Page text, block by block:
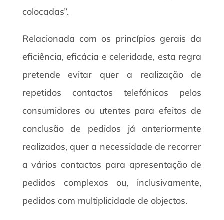
colocadas”.
Relacionada com os princípios gerais da
eficiência, eficácia e celeridade, esta regra
pretende evitar quer a realização de
repetidos contactos telefónicos pelos
consumidores ou utentes para efeitos de
conclusão de pedidos já anteriormente
realizados, quer a necessidade de recorrer
a vários contactos para apresentação de
pedidos complexos ou, inclusivamente,
pedidos com multiplicidade de objectos.